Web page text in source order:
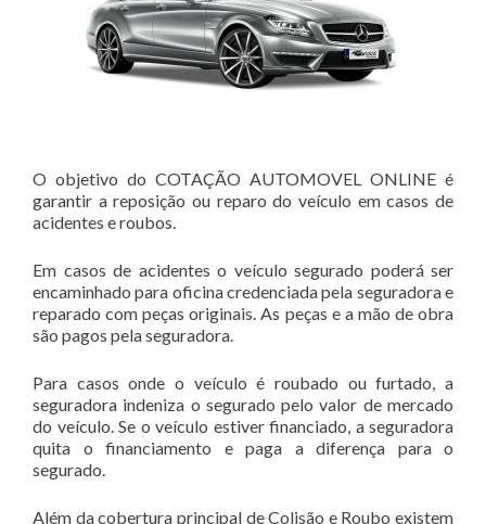
O objetivo do COTAÇÃO AUTOMOVEL ONLINE é
garantir a reposição ou reparo do veículo em casos de
acidentes e roubos.
Em casos de acidentes o veículo segurado poderá ser
encaminhado para oficina credenciada pela seguradora e
reparado com peças originais. As peças e a mão de obra
são pagos pela seguradora.
Para casos onde o veículo é roubado ou furtado, a
seguradora indeniza o segurado pelo valor de mercado
do veículo. Se o veículo estiver financiado, a seguradora
quita o financiamento e paga a diferença para o
segurado.
Além da cobertura principal de Colisão e Roubo existem